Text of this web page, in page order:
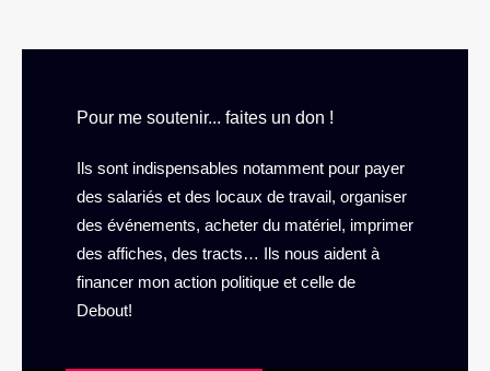
Pour me soutenir... faites un don !
Ils sont indispensables notamment pour payer
des salariés et des locaux de travail, organiser
des événements, acheter du matériel, imprimer
des affiches, des tracts… Ils nous aident à
financer mon action politique et celle de
Debout!